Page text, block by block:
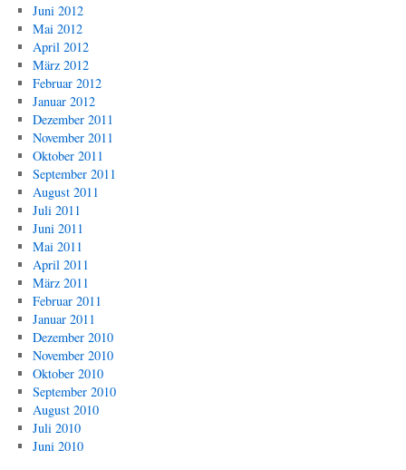
Juni 2012
Mai 2012
April 2012
März 2012
Februar 2012
Januar 2012
Dezember 2011
November 2011
Oktober 2011
September 2011
August 2011
Juli 2011
Juni 2011
Mai 2011
April 2011
März 2011
Februar 2011
Januar 2011
Dezember 2010
November 2010
Oktober 2010
September 2010
August 2010
Juli 2010
Juni 2010